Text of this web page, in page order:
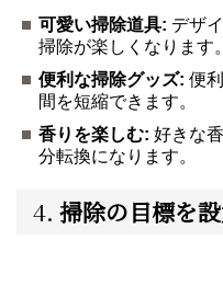
可愛い掃除道具: デザ
掃除が楽しくなります。
便利な掃除グッズ: 便
間を短縮できます。
香りを楽しむ: 好きな
分転換になります。
4. 掃除の目標を